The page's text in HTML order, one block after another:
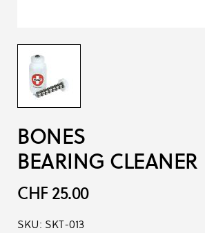
BONES
BEARING CLEANER
CHF 25.00
SKU: SKT-013